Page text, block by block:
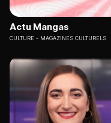
Actu Mangas
CULTURE MAGAZINES CULTURELS